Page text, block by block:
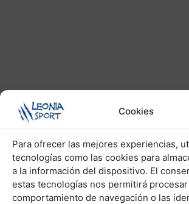
Cookies
Para ofrecer las mejores experiencias,
tecnologías como las cookies para
a la información del dispositivo. El
estas tecnologías nos permitirá
comportamiento de navegación o las
Inicio Soportes Publicitarios Photocall
Photocall Pro
Tamaño: 300 x 229 cms.
Gráfica vistiendo laterales: 364